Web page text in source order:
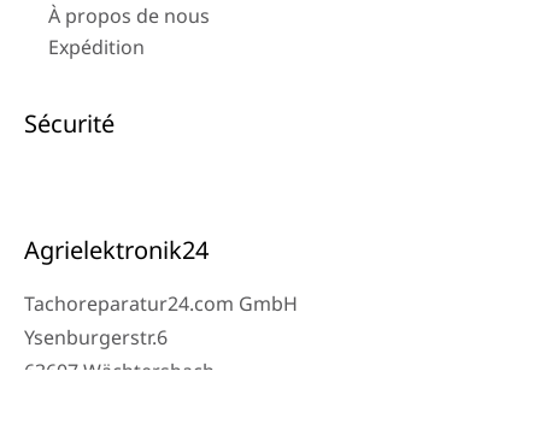
À propos de nous
Expédition
Sécurité
Agrielektronik24
Tachoreparatur24.com GmbH
Ysenburgerstr.6
63607 Wächtersbach